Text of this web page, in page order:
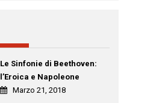
Le Sinfonie di Beethoven:
l’Eroica e Napoleone
Marzo 21, 2018